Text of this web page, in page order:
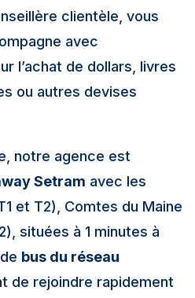
clientèle, vous
avec
l’achat de dollars, livres
ou autres devises
notre agence est
Setram avec les
et T2), Comtes du Maine
situées à 1 minutes à
bus du réseau
de rejoindre rapidement